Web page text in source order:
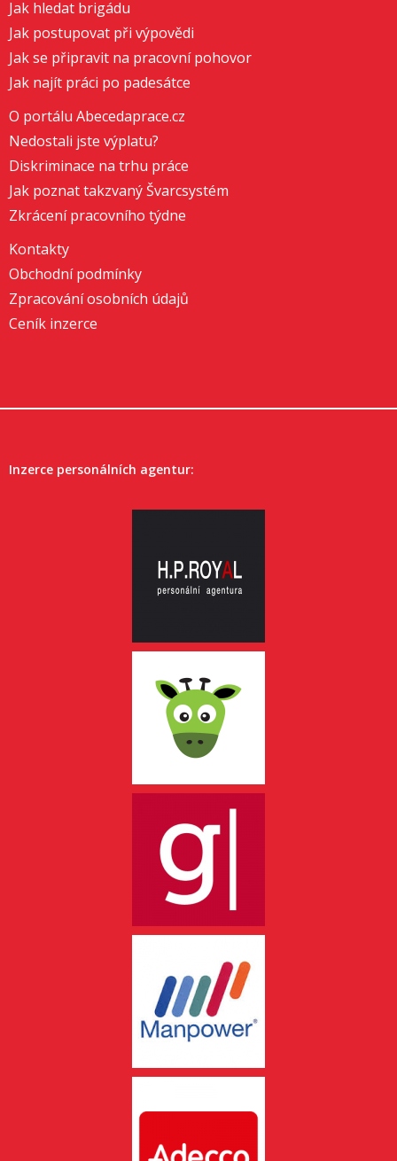
Jak hledat brigádu
Jak postupovat při výpovědi
Jak se připravit na pracovní pohovor
Jak najít práci po padesátce
O portálu Abecedaprace.cz
Nedostali jste výplatu?
Diskriminace na trhu práce
Jak poznat takzvaný Švarcsystém
Zkrácení pracovního týdne
Kontakty
Obchodní podmínky
Zpracování osobních údajů
Ceník inzerce
Inzerce personálních agentur: